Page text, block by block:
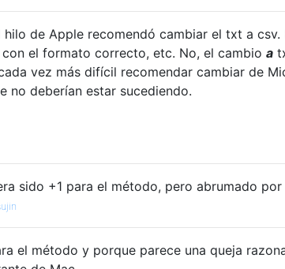
hilo de Apple recomendó cambiar el txt a
con el formato correcto, etc. No, el cambio a
vez más difícil recomendar cambiar de
no deberían estar sucediendo.
sido +1 para el método, pero abrumado
el método y porque parece una queja